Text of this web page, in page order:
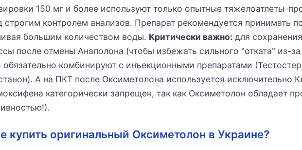
150 мг и более используют только опытные тяжелоатлеты-
строгим контролем анализов. Препарат рекомендуется принимать
большим количеством воды. Критически важно: для
после отмены Анаполона (чтобы избежать сильного "отката" из-
обязательно комбинируют с инъекционными препаратами
А на ПКТ после Оксиметолона используется исключительно
категорически запрещен, так как Оксиметолон обладает
купить оригинальный Оксиметолон в Украине?